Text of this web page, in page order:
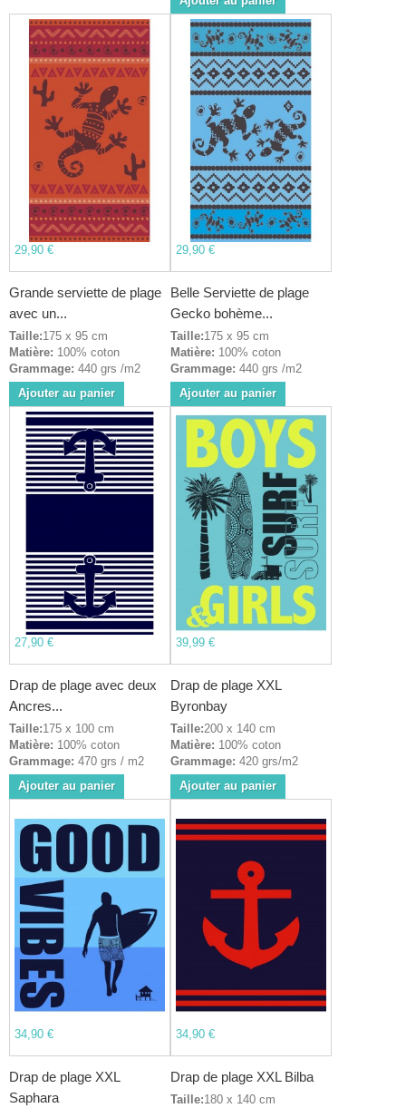
29,90 €
Grande serviette de plage
avec un...
Taille:175 x 95 cm
Matière: 100% coton
Grammage: 440 grs /m2
Ajouter au panier
29,90 €
Belle Serviette de plage
Gecko bohème...
Taille:175 x 95 cm
Matière: 100% coton
Grammage: 440 grs /m2
Ajouter au panier
27,90 €
Drap de plage avec deux
Ancres...
Taille:175 x 100 cm
Matière: 100% coton
Grammage: 470 grs / m2
Ajouter au panier
39,99 €
Drap de plage XXL
Byronbay
Taille:200 x 140 cm
Matière: 100% coton
Grammage: 420 grs/m2
Ajouter au panier
34,90 €
Drap de plage XXL
Saphara
34,90 €
Drap de plage XXL Bilba
Taille:180 x 140 cm